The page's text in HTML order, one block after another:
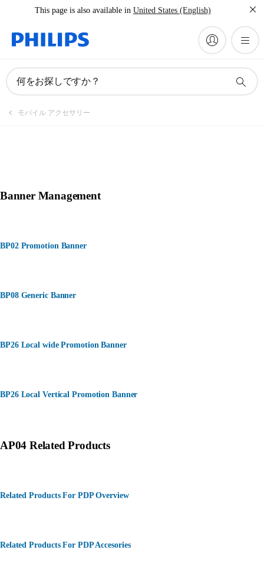
This page is also available in United States (English)
何をお探しですか？
モバイル アクセサリー
Banner Management
BP02 Promotion Banner
BP08 Generic Banner
BP26 Local wide Promotion Banner
BP26 Local Vertical Promotion Banner
AP04 Related Products
Related Products For PDP Overview
Related Products For PDP Accesories